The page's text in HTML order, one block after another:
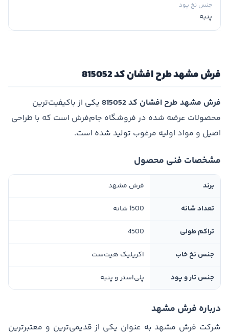
جنس نخ پود
پنبه
فرش مشهد طرح افشان کد 815052
فرش مشهد طرح افشان کد 815052
یکی از باکیفیت‌ترین
محصولات عرضه شده در فروشگاه جام‌فرش است که با طراحی
اصیل و مواد اولیه مرغوب تولید شده است.
مشخصات فنی محصول
برند فرش مشهد
تعداد شانه 1500 شانه
تراکم طولی 4500
جنس نخ خاب اکریلیک هیت‌ست
جنس تار و پود پلی‌استر و پنبه
درباره فرش مشهد
شرکت فرش مشهد به عنوان یکی از قدیمی‌ترین و معتبرترین